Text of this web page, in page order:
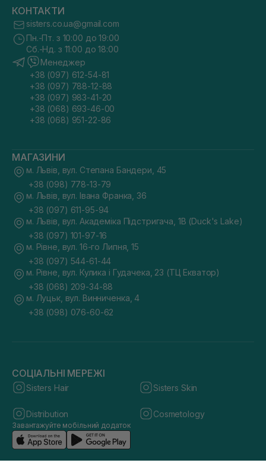
КОНТАКТИ
sisters.co.ua@gmail.com
Пн.-Пт. з 10:00 до 19:00
Сб.-Нд. з 11:00 до 18:00
Менеджер
+38 (097) 612-54-81
+38 (097) 788-12-88
+38 (097) 983-41-20
+38 (068) 693-46-00
+38 (068) 951-22-86
МАГАЗИНИ
м. Львів, вул. Степана Бандери, 45
+38 (098) 778-13-79
м. Львів, вул. Івана Франка, 36
+38 (097) 611-95-94
м. Львів, вул. Академіка Підстригача, 1В (Duck's Lake)
+38 (097) 101-97-16
м. Рівне, вул. 16-го Липня, 15
+38 (097) 544-61-44
м. Рівне, вул. Кулика і Гудачека, 23 (ТЦ Екватор)
+38 (068) 209-34-88
м. Луцьк, вул. Винниченка, 4
+38 (098) 076-60-62
СОЦІАЛЬНІ МЕРЕЖІ
Sisters Hair Sisters Skin
Distribution Cosmetology
Завантажуйте мобільний додаток